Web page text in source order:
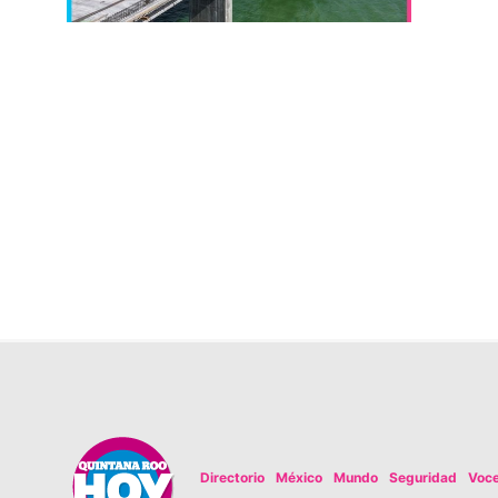
Directorio México Mundo Seguridad